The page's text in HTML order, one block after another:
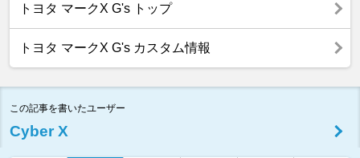
トヨタ マークX G's トップ
トヨタ マークX G's カスタム情報
この記事を書いたユーザー
Cyber X